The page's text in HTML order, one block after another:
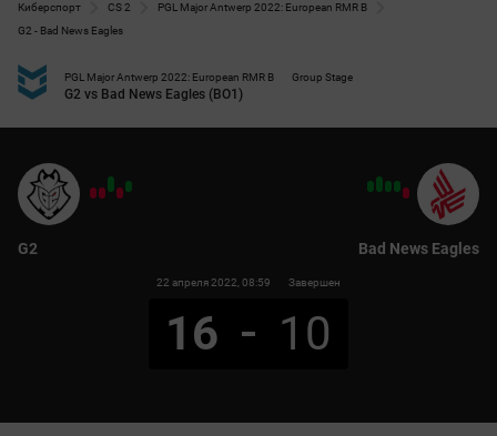
Киберспорт CS 2
PGL Major Antwerp 2022: European RMR B
G2 - Bad News Eagles
PGL Major Antwerp 2022: European RMR B Group Stage
G2 vs Bad News Eagles (BO1)
G2
22 апреля 2022 , 08:59 Завершен
16 10
Bad News Eagles